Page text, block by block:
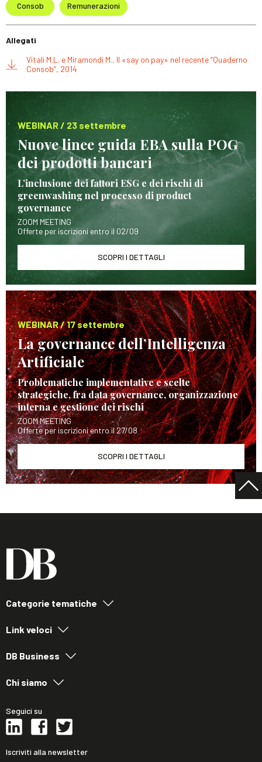
Consob Remunerazioni
Allegati
Vitali M.L. e Miramondi M., Il «say on pay» nel recente “Quaderno
Consob”, 2014
WEBINAR / 23 settembre
Nuove linee guida EBA sulla POG
dei prodotti bancari
L’inclusione dei fattori ESG e dei rischi di
greenwashing nel processo di product
governance
ZOOM MEETING
Offerte per iscrizioni entro il 02/09
SCOPRI I DETTAGLI
WEBINAR / 17 settembre
La governance dell’Intelligenza
Artificiale
Problematiche implementative e scelte
strategiche, fra data governance, organizzazione
interna e gestione dei rischi
ZOOM MEETING
Offerte per iscrizioni entro il 27/08
SCOPRI I DETTAGLI
Categorie tematiche
Link veloci
DB Business
Chi siamo
Seguici su
Iscriviti alla newsletter